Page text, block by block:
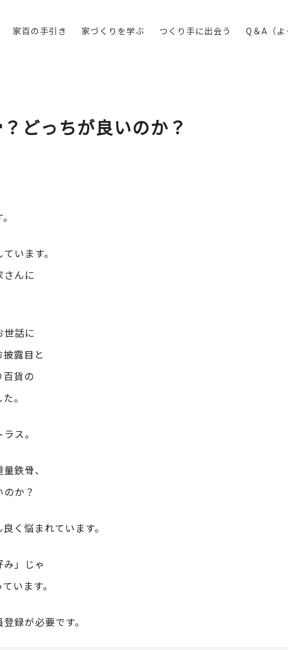
家百の手引き 家づくりを学ぶ つくり手に出会う Q＆A（
どっちが良いのか？
います。
さんに
世話に
露目と
百貨の
。
ス。
鉄骨、
か？
く悩まれています。
」じゃ
います。
録が必要です。